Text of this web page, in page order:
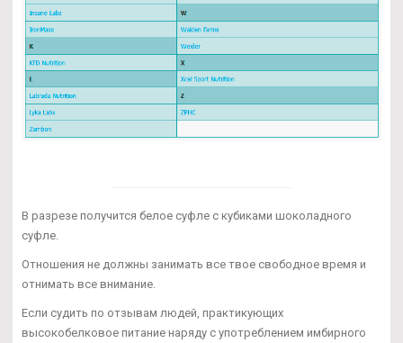
В разрезе получится белое суфле с кубиками шоколадного
суфле.
Отношения не должны занимать все твое свободное время и
отнимать все внимание.
Если судить по отзывам людей, практикующих
высокобелковое питание наряду с употреблением имбирного